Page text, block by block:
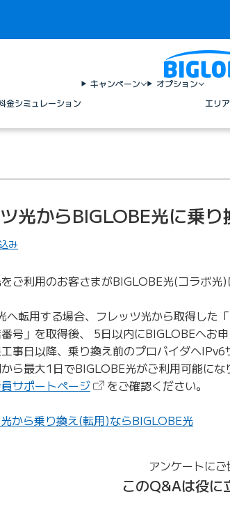
金シミュレーション
キャンペーン
オプション
エリア
光からBIGLOBE光に乗り
み
ご利用のお客さまがBIGLOBE光(コラボ光
へ転用する場合、フレッツ光から取得した
番号」を取得後、 5日以内にBIGLOBEへお申
事日以降、乗り換え前のプロバイダへ
ら最大1日でBIGLOBE光がご利用可能にな
サポートページ（新しいタブで開きます）
をご確認ください。
から乗り換え(転用)ならBIGLOBE光
アンケートに
このQ&Aは役に